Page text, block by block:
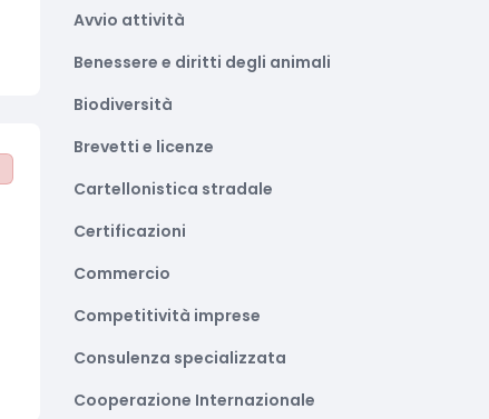
Avvio attività
Benessere e diritti degli animali
Biodiversità
Brevetti e licenze
Cartellonistica stradale
Certificazioni
Commercio
Competitività imprese
Consulenza specializzata
Cooperazione Internazionale